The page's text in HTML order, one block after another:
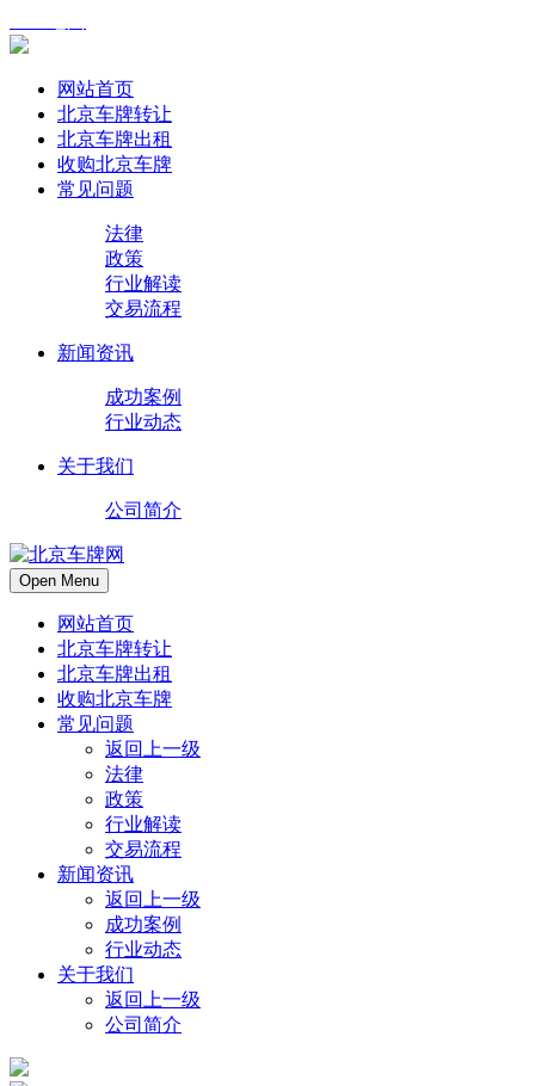
网站首页
北京车牌转让
北京车牌出租
收购北京车牌
常见问题
法律
政策
行业解读
交易流程
新闻资讯
成功案例
行业动态
关于我们
公司简介
Open Menu
网站首页
北京车牌转让
北京车牌出租
收购北京车牌
常见问题
返回上一级
法律
政策
行业解读
交易流程
新闻资讯
返回上一级
成功案例
行业动态
关于我们
返回上一级
公司简介